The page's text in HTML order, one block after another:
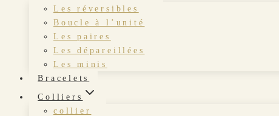
Les réversibles
Boucle à l’unité
Les paires
Les dépareillées
Les minis
Bracelets
Colliers
collier